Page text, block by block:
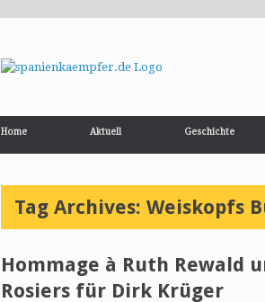
Home Aktuell Geschichte
Tag Archives: Weiskopfs
Hommage à Ruth Rewald
Rosiers für Dirk Krüger